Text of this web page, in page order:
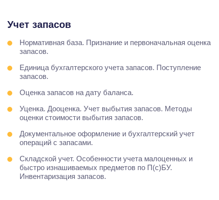
Учет запасов
Нормативная база. Признание и первоначальная оценка
запасов.
Единица бухгалтерского учета запасов. Поступление
запасов.
Оценка запасов на дату баланса.
Уценка. Дооценка. Учет выбытия запасов. Методы
оценки стоимости выбытия запасов.
Документальное оформление и бухгалтерский учет
операций с запасами.
Складской учет. Особенности учета малоценных и
быстро изнашиваемых предметов по П(с)БУ.
Инвентаризация запасов.